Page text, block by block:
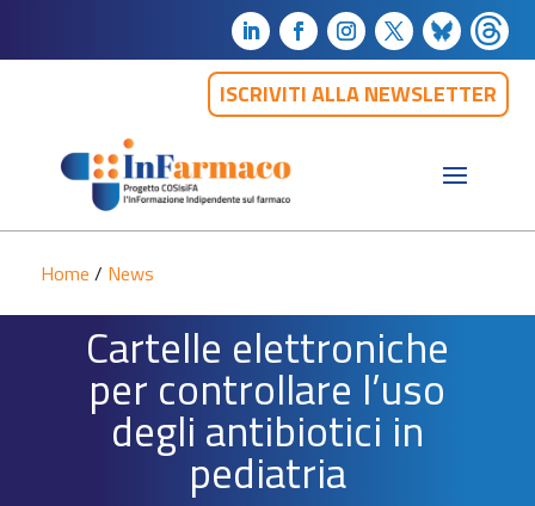
ISCRIVITI ALLA NEWSLETTER
Home / News
Cartelle elettroniche
per controllare l’uso
degli antibiotici in
pediatria